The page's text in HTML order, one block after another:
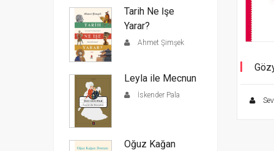
Tarih Ne İşe
Yarar?
Ahmet Şimşek
Leyla ile Mecnun
İskender Pala
Oğuz Kağan